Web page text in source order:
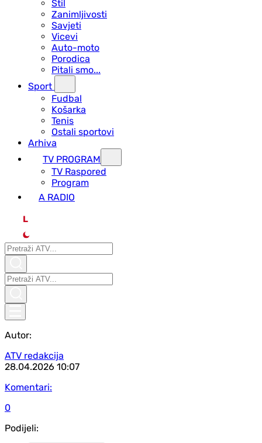
Stil
Zanimljivosti
Savjeti
Vicevi
Auto-moto
Porodica
Pitali smo...
Sport
Fudbal
Košarka
Tenis
Ostali sportovi
Arhiva
TV PROGRAM
ТV Raspored
Program
A RADIO
L
Autor:
ATV redakcija
28.04.2026 10:07
Komentari:
0
Podijeli: